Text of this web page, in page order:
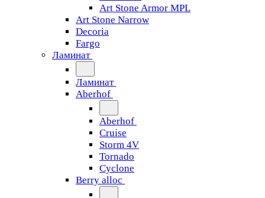
Art Stone Armor MPL
Art Stone Narrow
Decoria
Fargo
Ламинат
Ламинат
Aberhof
Aberhof
Cruise
Storm 4V
Tornado
Сyclone
Berry alloc